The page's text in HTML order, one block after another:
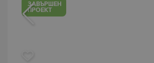
ЗАВЪРШЕН
ПРОЕКТ